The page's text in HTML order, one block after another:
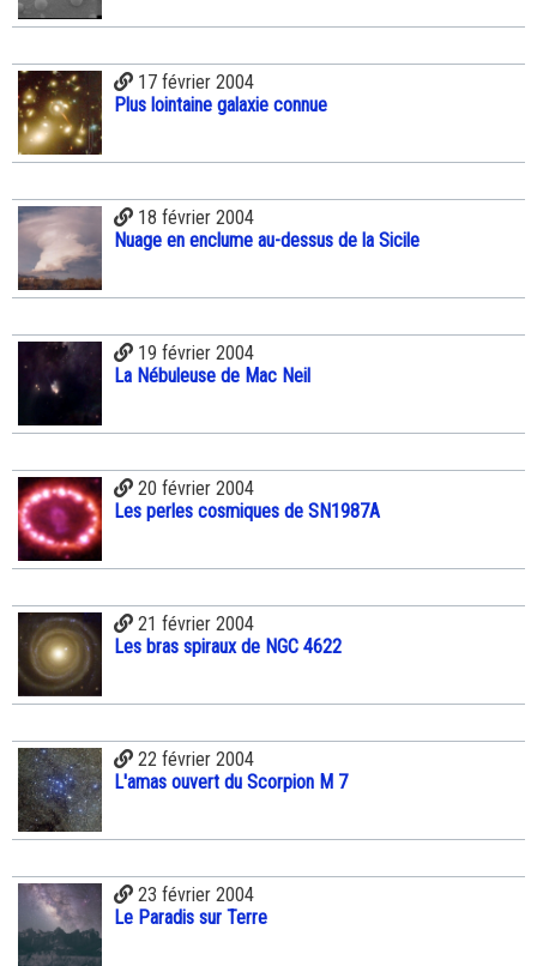
17 février 2004
Plus lointaine galaxie connue
18 février 2004
Nuage en enclume au-dessus de la Sicile
19 février 2004
La Nébuleuse de Mac Neil
20 février 2004
Les perles cosmiques de SN1987A
21 février 2004
Les bras spiraux de NGC 4622
22 février 2004
L'amas ouvert du Scorpion M 7
23 février 2004
Le Paradis sur Terre